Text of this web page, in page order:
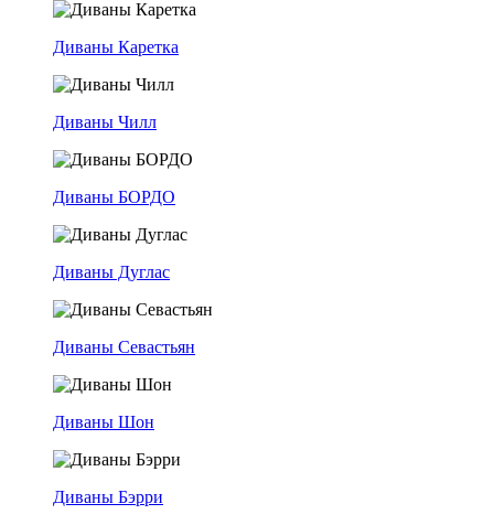
Диваны Каретка
Диваны Чилл
Диваны БОРДО
Диваны Дуглас
Диваны Севастьян
Диваны Шон
Диваны Бэрри